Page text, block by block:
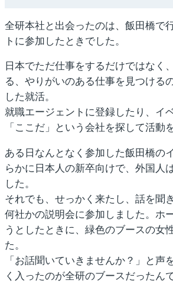
全研本社と出会ったのは、飯田橋で
トに参加したときでした。
日本でただ仕事をするだけではなく
る、やりがいのある仕事を見つける
した就活。
就職エージェントに登録したり、イ
「ここだ」という会社を探して活動
ある日なんとなく参加した飯田橋の
らかに日本人の新卒向けで、外国人
した。
それでも、せっかく来たし、話を聞
何社かの説明会に参加しました。ホ
うとしたときに、緑色のブースの女
た。
「お話聞いていきませんか？」と声
く入ったのが全研のブースだったんで